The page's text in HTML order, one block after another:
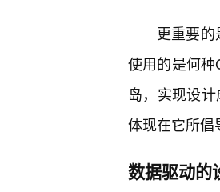
更重要
使用的是何
岛，实现设
体现在它所倡
数据驱动的